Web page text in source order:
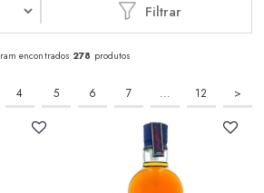
Filtrar
encontrados 278 produtos
4 5 6 7 ... 12 >